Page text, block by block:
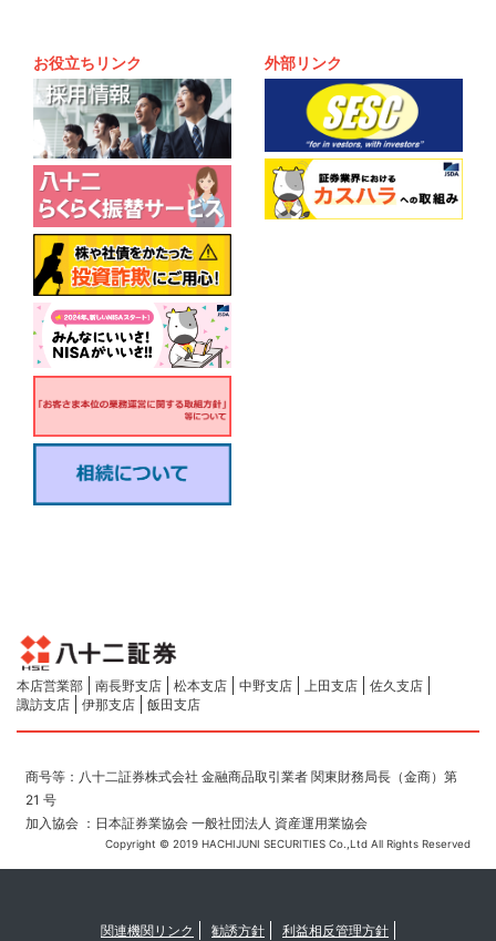
お役立ちリンク 外部リンク
本店営業部 南長野支店 松本支店 中野支店 上田支店
佐久支店
諏訪支店
伊那支店 飯田支店
商号等：八十二証券株式会社 金融商品取引業者 関東財務局長（金商）第
21 号
加入協会 ：日本証券業協会 一般社団法人 資産運用業協会
Copyright © 2019 HACHIJUNI SECURITIES Co.,Ltd All Rights Reserved
関連機関リンク 勧誘方針 利益相反管理方針